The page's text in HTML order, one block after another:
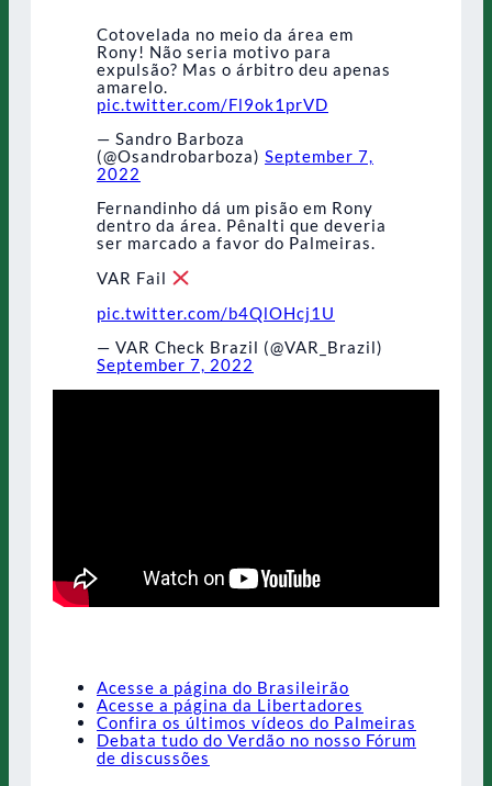
Cotovelada no meio da área em
Rony! Não seria motivo para
expulsão? Mas o árbitro deu apenas
amarelo.
pic.twitter.com/Fl9ok1prVD
— Sandro Barboza
(@Osandrobarboza) September 7,
2022
Fernandinho dá um pisão em Rony
dentro da área. Pênalti que deveria
ser marcado a favor do Palmeiras.
VAR Fail
pic.twitter.com/b4QlOHcj1U
— VAR Check Brazil (@VAR_Brazil)
September 7, 2022
Acesse a página do Brasileirão
Acesse a página da Libertadores
Confira os últimos vídeos do Palmeiras
Debata tudo do Verdão no nosso Fórum
de discussões